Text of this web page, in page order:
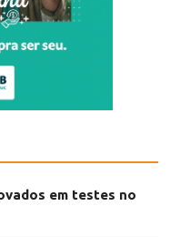
em testes no